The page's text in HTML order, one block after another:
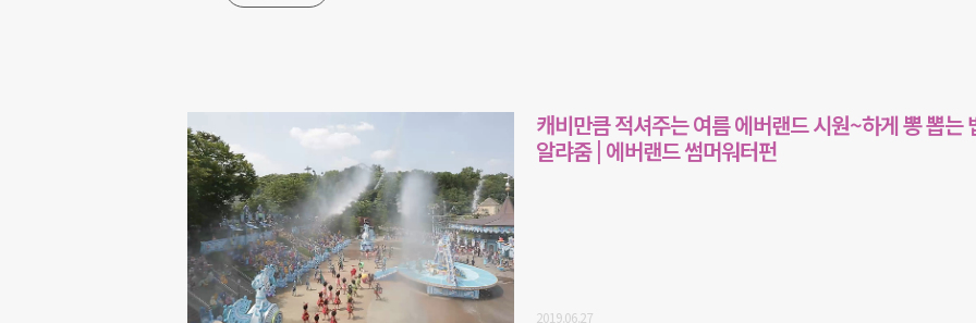
캐비만큼 적셔주는 여름 에버랜드 시원~하게 뽕 뽑는
알랴줌 | 에버랜드 썸머워터펀
2019.06.27